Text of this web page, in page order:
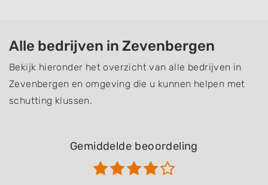
Alle bedrijven in Zevenbergen
Bekijk hieronder het overzicht van alle bedrijven in
Zevenbergen en omgeving die u kunnen helpen met
schutting klussen.
Gemiddelde beoordeling